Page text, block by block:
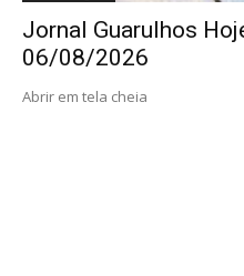
Jornal Guarulhos
06/08/2026
Abrir em tela cheia